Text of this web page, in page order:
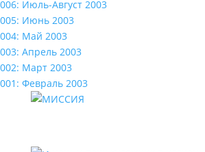
006: Июль-Август 2003
005: Июнь 2003
004: Май 2003
003: Апрель 2003
002: Март 2003
001: Февраль 2003